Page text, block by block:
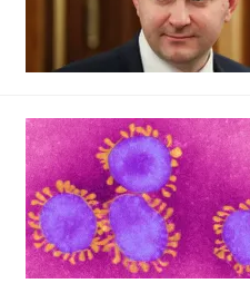
Podcast
EMagazine
Photo
Infographic
Góc ảnh
Công nghệ